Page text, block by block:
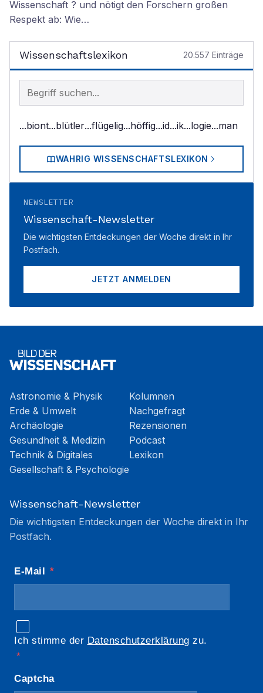
Wissenschaft ? und nötigt den Forschern großen
Respekt ab: Wie…
Wissenschaftslexikon 20.557 Einträge
Begriff im Lexikon suchen
...biont...blütler...flügelig...höffig...id...ik...logie...man
WAHRIG WISSENSCHAFTSLEXIKON
NEWSLETTER
Wissenschaft-Newsletter
Die wichtigsten Entdeckungen der Woche direkt in Ihr
Postfach.
JETZT ANMELDEN
Astronomie & Physik
Erde & Umwelt
Archäologie
Gesundheit & Medizin
Technik & Digitales
Gesellschaft & Psychologie
Kolumnen
Nachgefragt
Rezensionen
Podcast
Lexikon
Wissenschaft-Newsletter
Die wichtigsten Entdeckungen der Woche direkt in Ihr
Postfach.